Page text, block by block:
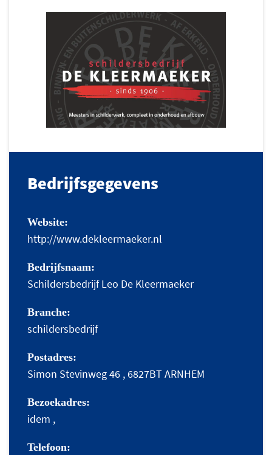
Bedrijfsgegevens
Website:
http://www.dekleermaeker.nl
Bedrijfsnaam:
Schildersbedrijf Leo De Kleermaeker
Branche:
schildersbedrijf
Postadres:
Simon Stevinweg 46 , 6827BT ARNHEM
Bezoekadres:
idem ,
Telefoon: